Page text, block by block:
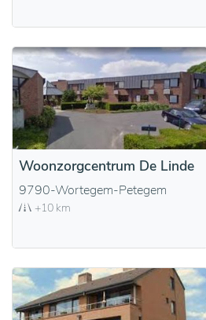
Woonzorgcentrum De Linde
9790-Wortegem-Petegem
+10 km